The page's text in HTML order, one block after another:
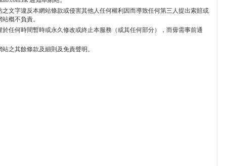
之文字違反本網站條款或侵害其他人任何權利因而導致任何第三人提出索賠或
概不負責。
於任何時間暫時或永久修改或終止本服務（或其任何部分），而毋需事前通
之其餘條款及細則及免責聲明。